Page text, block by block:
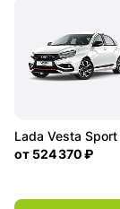
Lada Vesta Sport
от 524 370 ₽